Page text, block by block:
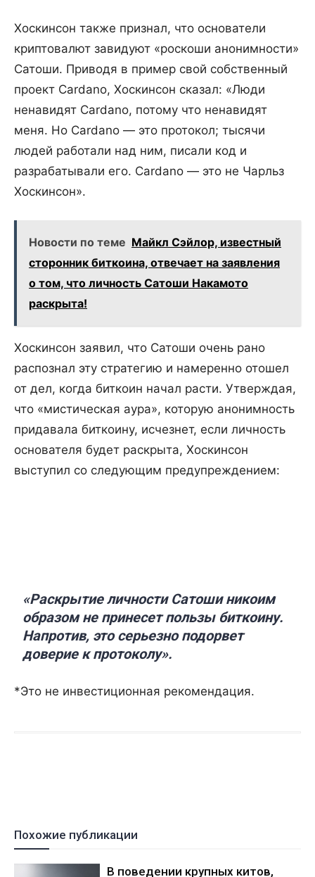
Хоскинсон также признал, что основатели
криптовалют завидуют «роскоши анонимности»
Сатоши. Приводя в пример свой собственный
проект Cardano, Хоскинсон сказал: «Люди
ненавидят Cardano, потому что ненавидят
меня. Но Cardano — это протокол; тысячи
людей работали над ним, писали код и
разрабатывали его. Cardano — это не Чарльз
Хоскинсон».
Новости по теме Майкл Сэйлор, известный
сторонник биткоина, отвечает на заявления
о том, что личность Сатоши Накамото
раскрыта!
Хоскинсон заявил, что Сатоши очень рано
распознал эту стратегию и намеренно отошел
от дел, когда биткоин начал расти. Утверждая,
что «мистическая аура», которую анонимность
придавала биткоину, исчезнет, если личность
основателя будет раскрыта, Хоскинсон
выступил со следующим предупреждением:
«Раскрытие личности Сатоши никоим
образом не принесет пользы биткоину.
Напротив, это серьезно подорвет
доверие к протоколу».
*Это не инвестиционная рекомендация.
Похожие публикации
В поведении крупных китов,